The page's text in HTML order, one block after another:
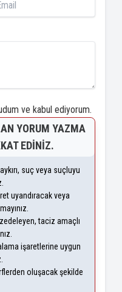
ve kabul ediyorum.
YORUM YAZMA
EDINIZ.
suç veya suçluyu
uyandıracak veya
taciz amaçlı
işaretlerine uygun
oluşacak şekilde